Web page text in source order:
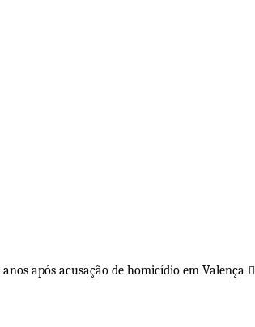
após acusação de homicídio em Valença